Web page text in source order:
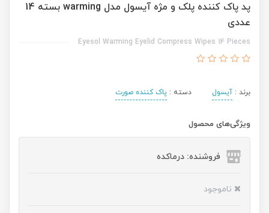
پد پاک کننده پلک و مژه آیسول مدل warming بسته 14
عددی
Eyesol Warming Eyelid Compress Wipes 14 Pieces
برند : آیسول دسته : پاک کننده صورت
ویژگی‌های محصول
فروشنده: درماکده
ناموجود